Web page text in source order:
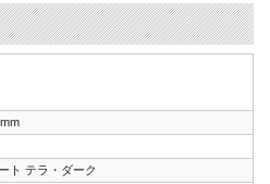
ト テラ・ダーク